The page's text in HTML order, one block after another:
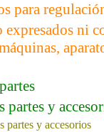
para
expresados ni
partes y
y accesorios